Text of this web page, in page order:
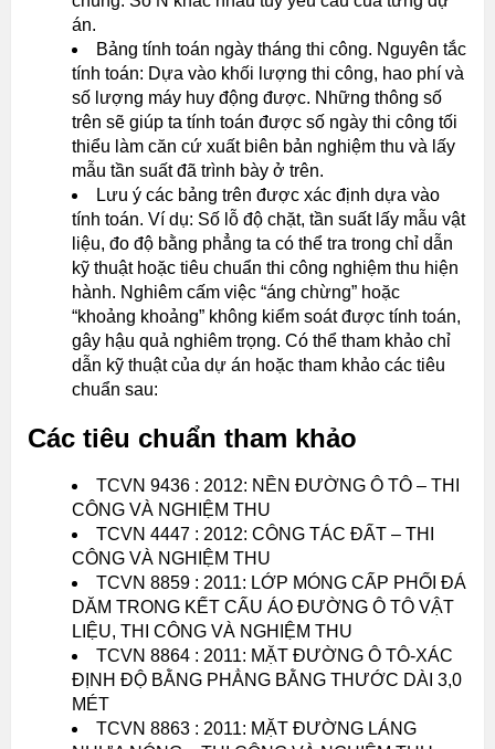
án.
Bảng tính toán ngày tháng thi công. Nguyên tắc
tính toán: Dựa vào khối lượng thi công, hao phí và
số lượng máy huy động được. Những thông số
trên sẽ giúp ta tính toán được số ngày thi công tối
thiểu làm căn cứ xuất biên bản nghiệm thu và lấy
mẫu tần suất đã trình bày ở trên.
Lưu ý các bảng trên được xác định dựa vào
tính toán. Ví dụ: Số lỗ độ chặt, tần suất lấy mẫu vật
liệu, đo độ bằng phẳng ta có thể tra trong chỉ dẫn
kỹ thuật hoặc tiêu chuẩn thi công nghiệm thu hiện
hành. Nghiêm cấm việc “áng chừng” hoặc
“khoảng khoảng” không kiểm soát được tính toán,
gây hậu quả nghiêm trọng. Có thể tham khảo chỉ
dẫn kỹ thuật của dự án hoặc tham khảo các tiêu
chuẩn sau:
Các tiêu chuẩn tham khảo
TCVN 9436 : 2012: NỀN ĐƯỜNG Ô TÔ – THI
CÔNG VÀ NGHIỆM THU
TCVN 4447 : 2012: CÔNG TÁC ĐẤT – THI
CÔNG VÀ NGHIỆM THU
TCVN 8859 : 2011: LỚP MÓNG CẤP PHỐI ĐÁ
DĂM TRONG KẾT CẤU ÁO ĐƯỜNG Ô TÔ VẬT
LIỆU, THI CÔNG VÀ NGHIỆM THU
TCVN 8864 : 2011: MẶT ĐƯỜNG Ô TÔ-XÁC
ĐỊNH ĐỘ BẰNG PHẲNG BẰNG THƯỚC DÀI 3,0
MÉT
TCVN 8863 : 2011: MẶT ĐƯỜNG LÁNG